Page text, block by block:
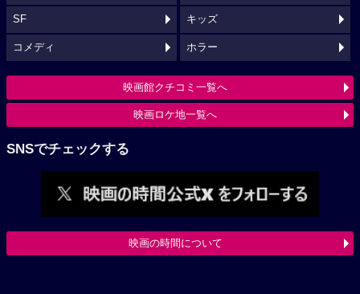
SF キッズ
コメディ ホラー
映画館クチコミ一覧へ
映画ロケ地一覧へ
SNSでチェックする
映画の時間について